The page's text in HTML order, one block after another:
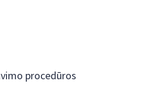
procedūros